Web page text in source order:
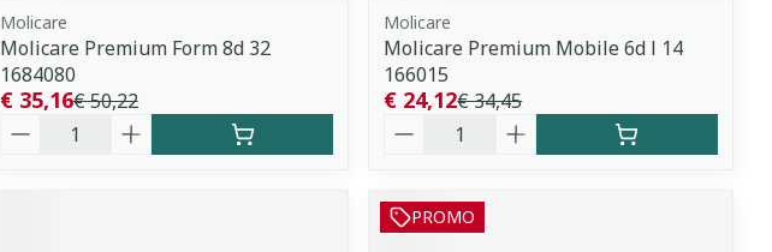
Molicare
Molicare Premium Form 8d 32
1684080
€ 50,22
€ 35,16
Molicare
Molicare Premium Mobile 6d l 14
166015
€ 34,45
€ 24,12
PROMO